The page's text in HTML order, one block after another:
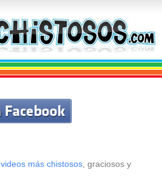
videos más chistosos, graciosos y